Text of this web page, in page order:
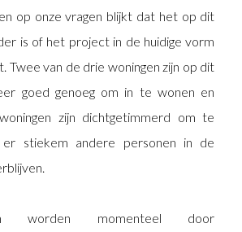
op onze vragen blijkt dat het op dit
is of het project in de huidige vorm
Twee van de drie woningen zijn op dit
goed genoeg om in te wonen en
zijn dichtgetimmerd om te
stiekem andere personen in de
worden momenteel door